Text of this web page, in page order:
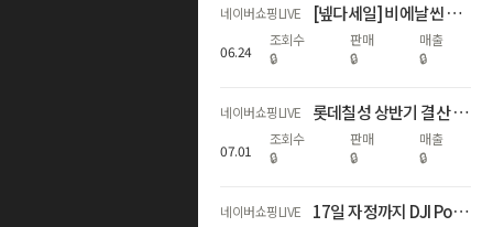
네이버쇼핑LIVE [넾다세일] 비에날씬 역대급 할인 모음! (67%) 💚🎉
06.24
조회수
🔒
판매
🔒
매출
🔒
네이버쇼핑LIVE 롯데칠성 상반기 결산 라이브 1부
07.01
조회수
🔒
판매
🔒
매출
🔒
네이버쇼핑LIVE 17일 자정까지 DJI Pocket 4 에센셜콤보 최대혜택가 59만원대!